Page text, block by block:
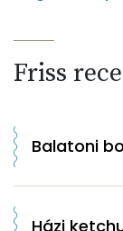
Friss
Balatoni
Házi